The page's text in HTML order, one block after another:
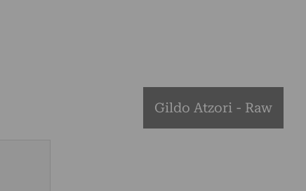
Gildo Atzori - Raw